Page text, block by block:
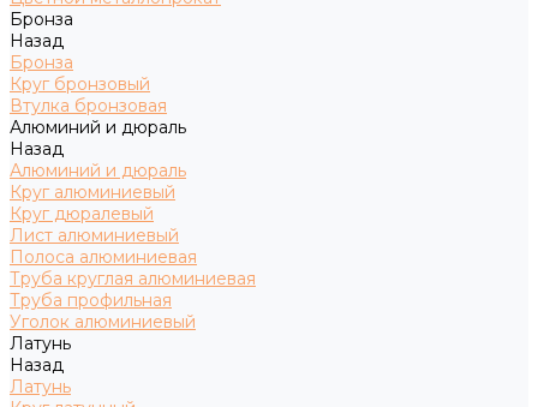
Бронза
Назад
Бронза
Круг бронзовый
Втулка бронзовая
Алюминий и дюраль
Назад
Алюминий и дюраль
Круг алюминиевый
Круг дюралевый
Лист алюминиевый
Полоса алюминиевая
Труба круглая алюминиевая
Труба профильная
Уголок алюминиевый
Латунь
Назад
Латунь